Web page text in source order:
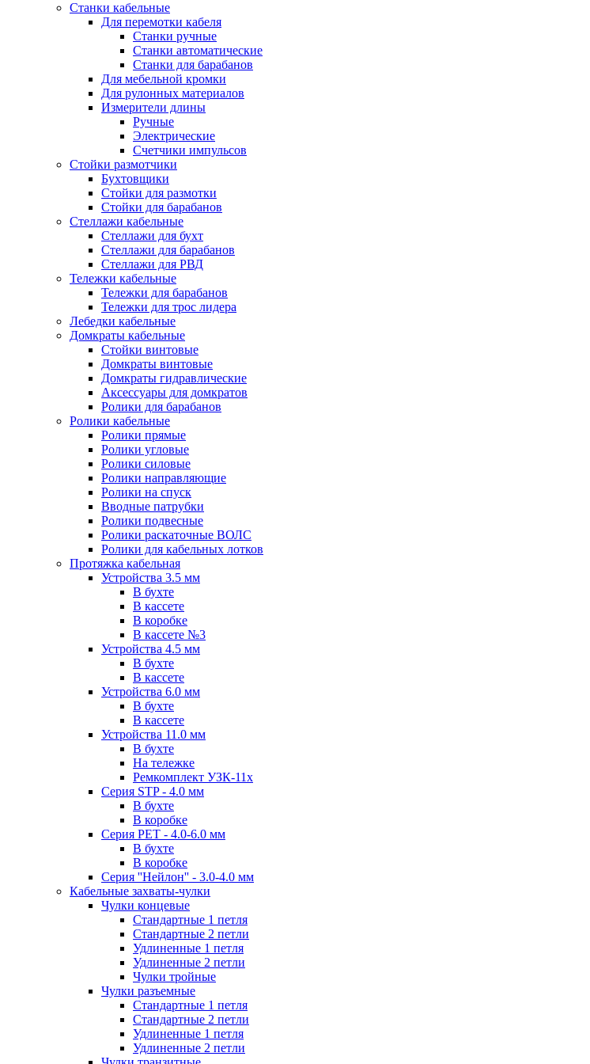
Станки кабельные
Для перемотки кабеля
Станки ручные
Станки автоматические
Станки для барабанов
Для мебельной кромки
Для рулонных материалов
Измерители длины
Ручные
Электрические
Счетчики импульсов
Стойки размотчики
Бухтовщики
Стойки для размотки
Стойки для барабанов
Стеллажи кабельные
Стеллажи для бухт
Стеллажи для барабанов
Стеллажи для РВД
Тележки кабельные
Тележки для барабанов
Тележки для трос лидера
Лебедки кабельные
Домкраты кабельные
Стойки винтовые
Домкраты винтовые
Домкраты гидравлические
Аксессуары для домкратов
Ролики для барабанов
Ролики кабельные
Ролики прямые
Ролики угловые
Ролики силовые
Ролики направляющие
Ролики на спуск
Вводные патрубки
Ролики подвесные
Ролики раскаточные ВОЛС
Ролики для кабельных лотков
Протяжка кабельная
Устройства 3.5 мм
В бухте
В кассете
В коробке
В кассете №3
Устройства 4.5 мм
В бухте
В кассете
Устройства 6.0 мм
В бухте
В кассете
Устройства 11.0 мм
В бухте
На тележке
Ремкомплект УЗК-11х
Серия STP - 4.0 мм
В бухте
В коробке
Серия PET - 4.0-6.0 мм
В бухте
В коробке
Серия ''Нейлон'' - 3.0-4.0 мм
Кабельные захваты-чулки
Чулки концевые
Стандартные 1 петля
Стандартные 2 петли
Удлиненные 1 петля
Удлиненные 2 петли
Чулки тройные
Чулки разъемные
Стандартные 1 петля
Стандартные 2 петли
Удлиненные 1 петля
Удлиненные 2 петли